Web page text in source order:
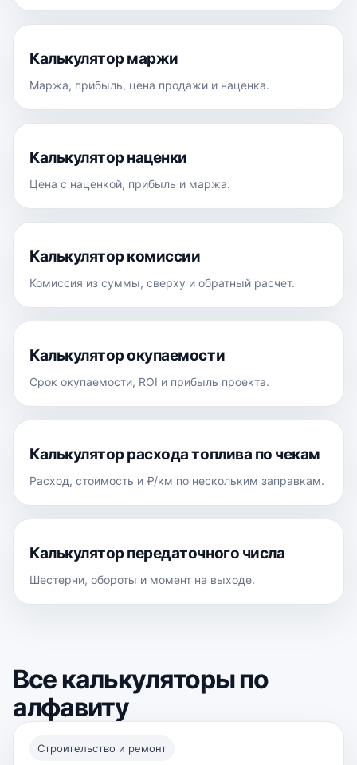
Калькулятор маржи
Маржа, прибыль, цена продажи и наценка.
Калькулятор наценки
Цена с наценкой, прибыль и маржа.
Калькулятор комиссии
Комиссия из суммы, сверху и обратный расчет.
Калькулятор окупаемости
Срок окупаемости, ROI и прибыль проекта.
Калькулятор расхода топлива по чекам
Расход, стоимость и ₽/км по нескольким заправкам.
Калькулятор передаточного числа
Шестерни, обороты и момент на выходе.
Все калькуляторы по
алфавиту
Строительство и ремонт